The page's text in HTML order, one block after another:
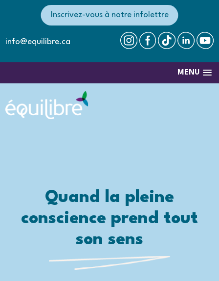
info@equilibre.ca
Inscrivez-vous à notre infolettre
MENU
Quand la pleine
conscience prend tout
son sens